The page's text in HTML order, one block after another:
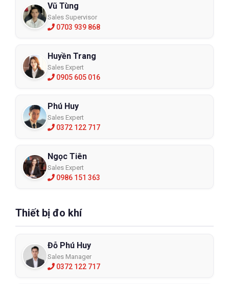
Vũ Tùng
Sales Supervisor
0703 939 868
Huyền Trang
Sales Expert
0905 605 016
Phú Huy
Sales Expert
0372 122 717
Ngọc Tiên
Sales Expert
0986 151 363
Thiết bị đo khí
Đỗ Phú Huy
Sales Manager
0372 122 717